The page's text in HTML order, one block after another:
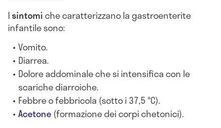
Isintomiche caratterizzano la gastroenterite
infantile sono:
Vomito.
Diarrea.
Dolore addominale che si intensifica con le
scariche diarroiche.
Febbre o febbricola (sotto i 37,5 °C).
Acetone(formazione dei corpi chetonici).